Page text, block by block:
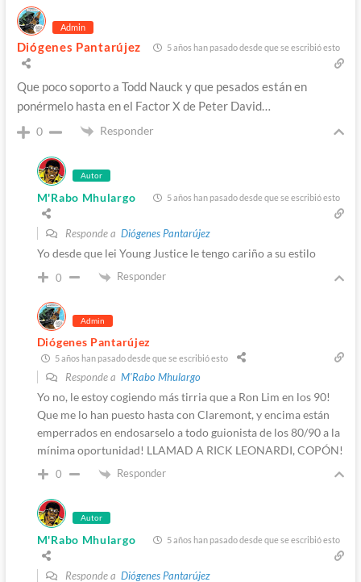
Admin
Diógenes Pantarújez 5 años han pasado desde que se escribió esto
Que poco soporto a Todd Nauck y que pesados están en
ponérmelo hasta en el Factor X de Peter David…
0 Responder
Autor
M'Rabo Mhulargo 5 años han pasado desde que se escribió esto
Responde a Diógenes Pantarújez
Yo desde que lei Young Justice le tengo cariño a su estilo
0 Responder
Admin
Diógenes Pantarújez
5 años han pasado desde que se escribió esto
Responde a M'Rabo Mhulargo
Yo no, le estoy cogiendo más tirria que a Ron Lim en los 90!
Que me lo han puesto hasta con Claremont, y encima están
emperrados en endosarselo a todo guionista de los 80/90 a la
mínima oportunidad! LLAMAD A RICK LEONARDI, COPÓN!
0 Responder
Autor
M'Rabo Mhulargo 5 años han pasado desde que se escribió esto
Responde a Diógenes Pantarújez